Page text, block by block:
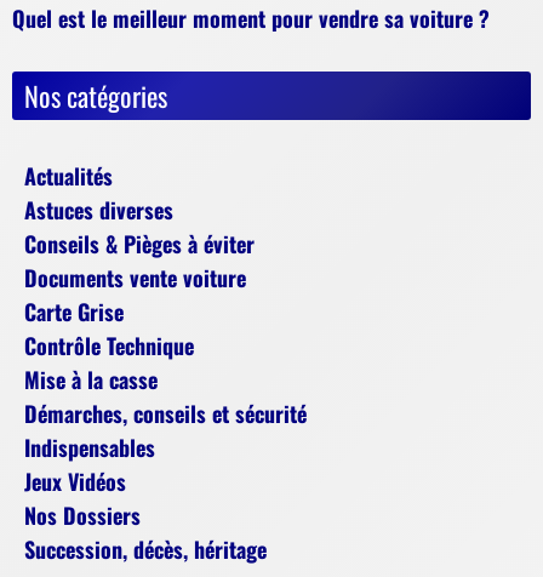
Quel est le meilleur moment pour vendre sa voiture ?
Nos catégories
Actualités
Astuces diverses
Conseils & Pièges à éviter
Documents vente voiture
Carte Grise
Contrôle Technique
Mise à la casse
Démarches, conseils et sécurité
Indispensables
Jeux Vidéos
Nos Dossiers
Succession, décès, héritage